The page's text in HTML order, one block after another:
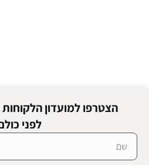
הצטרפו למועדון
לפני